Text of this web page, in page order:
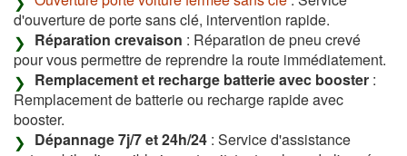
d'ouverture de porte sans clé, intervention rapide.
Réparation crevaison : Réparation de pneu crevé
pour vous permettre de reprendre la route immédiatement.
Remplacement et recharge batterie avec booster :
Remplacement de batterie ou recharge rapide avec
booster.
Dépannage 7j/7 et 24h/24 : Service d'assistance